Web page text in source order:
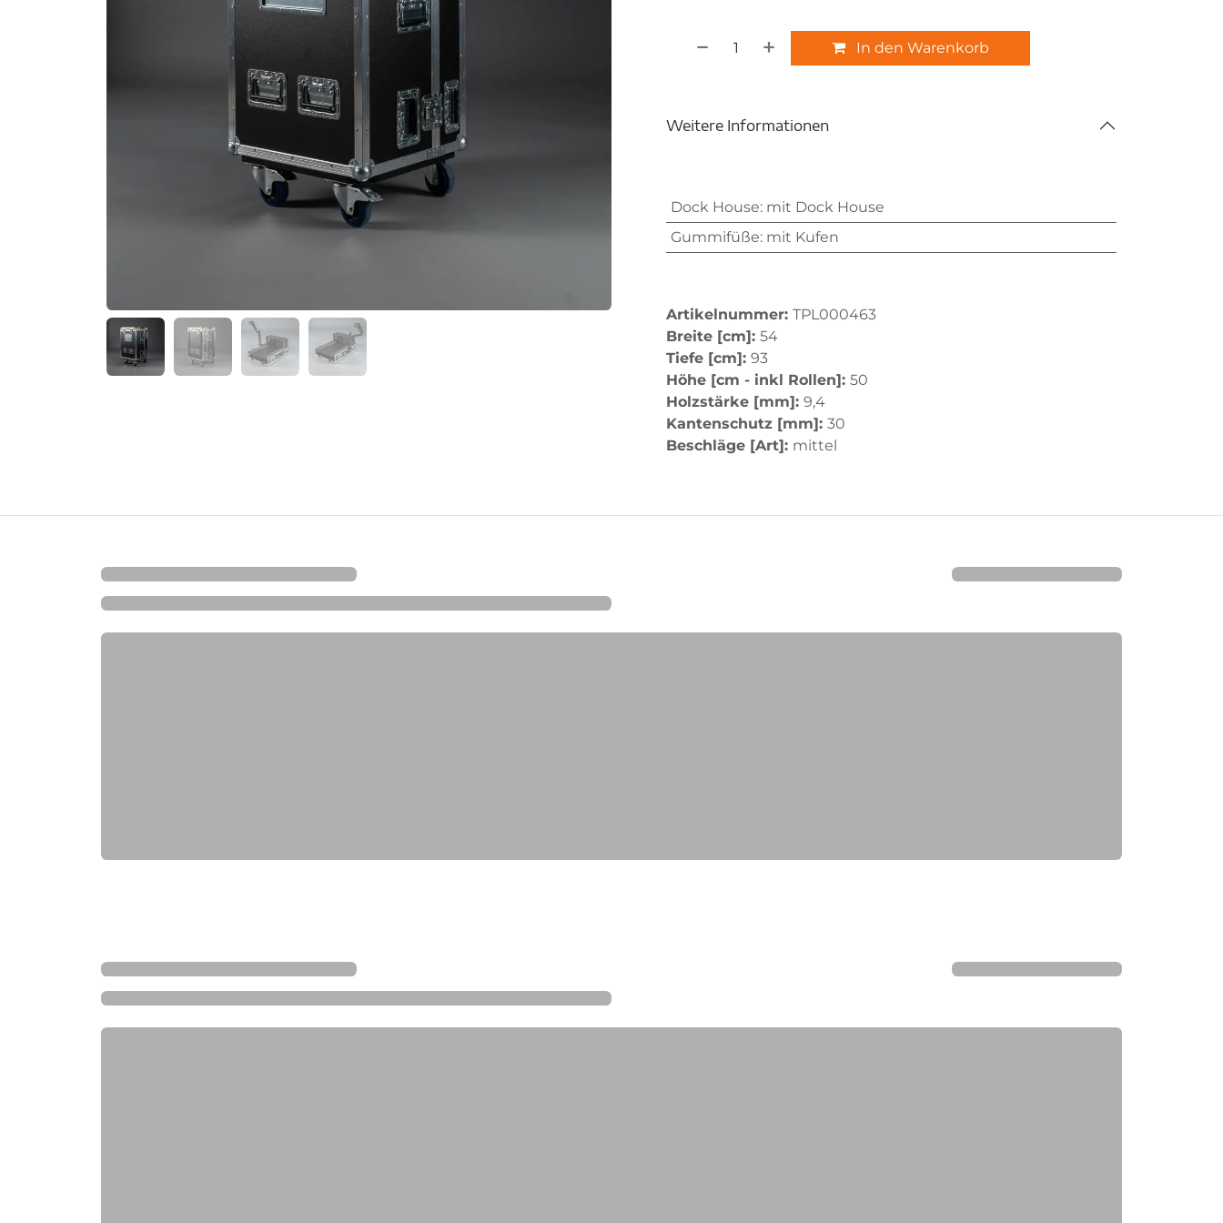
In den Warenkorb
Weitere Informationen
Dock House: mit Dock House
Gummifüße: mit Kufen
Artikelnummer: TPL000463
Breite [cm]: 54
Tiefe [cm]: 93
Höhe [cm - inkl Rollen]: 50
Holzstärke [mm]: 9,4
Kantenschutz [mm]: 30
Beschläge [Art]: mittel